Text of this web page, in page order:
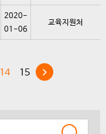
2020-
01-06
교육지원처
14 15